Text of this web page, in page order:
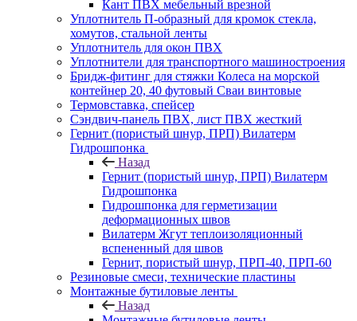
Кант ПВХ мебельный врезной
Уплотнитель П-образный для кромок стекла,
хомутов, стальной ленты
Уплотнитель для окон ПВХ
Уплотнители для транспортного машиностроения
Бридж-фитинг для стяжки Колеса на морской
контейнер 20, 40 футовый Сваи винтовые
Термовставка, спейсер
Сэндвич-панель ПВХ, лист ПВХ жесткий
Гернит (пористый шнур, ПРП) Вилатерм
Гидрошпонка
Назад
Гернит (пористый шнур, ПРП) Вилатерм
Гидрошпонка
Гидрошпонка для герметизации
деформационных швов
Вилатерм Жгут теплоизоляционный
вспененный для швов
Гернит, пористый шнур, ПРП-40, ПРП-60
Резиновые смеси, технические пластины
Монтажные бутиловые ленты
Назад